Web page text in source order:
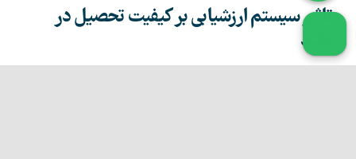
تاثیر سیستم ارزشیابی بر کیفیت تحصیل در
هلند